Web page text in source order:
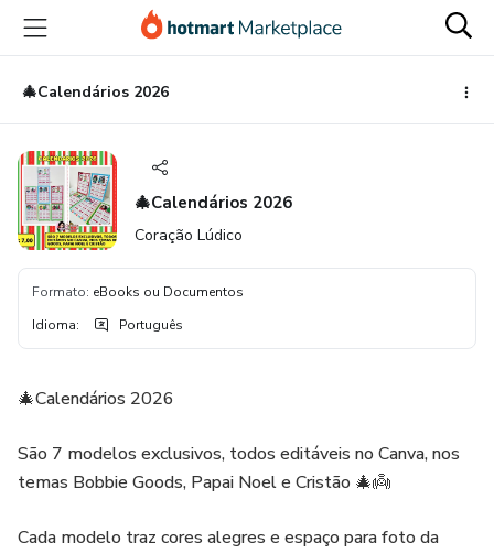
para
conteúdo
principal
para
pagamento
para
rodapé
🎄Calendários 2026
🎄Calendários 2026
Coração Lúdico
Formato: eBooks ou Documentos
Idioma: Português
🎄Calendários 2026
São 7 modelos exclusivos, todos editáveis no Canva, nos
temas Bobbie Goods, Papai Noel e Cristão 🎄👼
Cada modelo traz cores alegres e espaço para foto da